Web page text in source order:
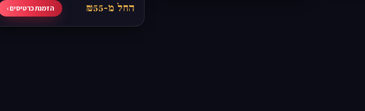
החל מ-₪55 הזמנת כרטיסים ›